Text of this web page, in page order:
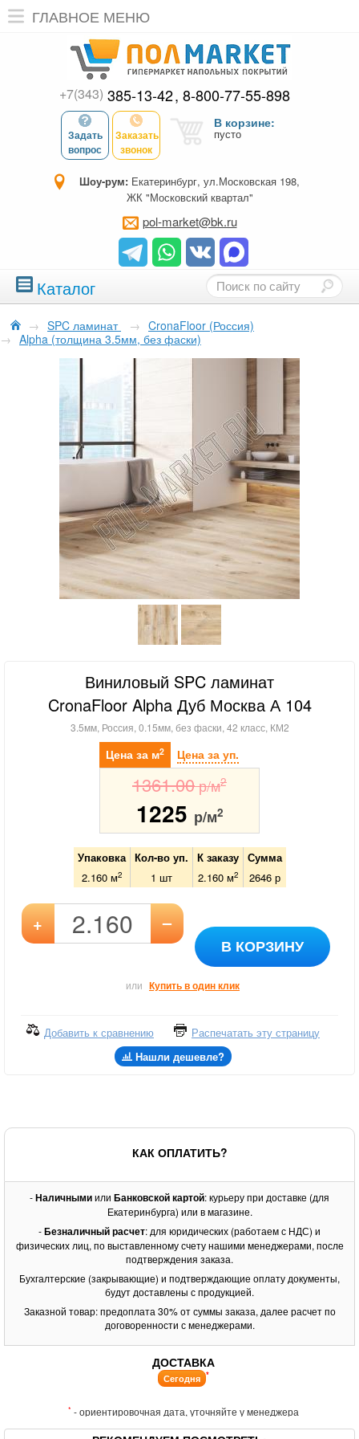
ГЛАВНОЕ МЕНЮ
+7(343) 385-13-42 8-800-77-55-898
Задать
вопрос
Заказать
звонок
В корзине:
пусто
Шоу-рум: Екатеринбург, ул.Московская 198,
ЖК "Московский квартал"
pol-market@bk.ru
Каталог
→ SPC ламинат → CronaFloor (Россия)
→ Alpha (толщина 3.5мм, без фаски)
Виниловый SPC ламинат
CronaFloor Alpha Дуб Москва А 104
3.5мм, Россия, 0.15мм, без фаски, 42 класс, КМ2
Цена за м2 Цена за уп.
1361.00р/м2
1225 р/м2
Упаковка Кол-во уп. К заказу
Сумма
2.160 м2 1 шт 2.160м2 2646р
+ –
В КОРЗИНУ
или Купить в один клик
Добавить к сравнению
Распечатать эту страницу
Нашли дешевле?
КАК ОПЛАТИТЬ?
-Наличнымиили Банковской картой: курьеру при доставке (для
Екатеринбурга) или в магазине.
-Безналичный расчет: для юридических (работаем с НДС) и
физических лиц, по выставленному счету нашими менеджерами, после
подтверждения заказа.
Бухгалтерские (закрывающие) и подтверждающие оплату документы,
будут доставлены с продукцией.
Заказной товар: предоплата 30% от суммы заказа, далее расчет по
договоренности с менеджерами.
ДОСТАВКА
Сегодня *
* - ориентировочная дата, уточняйте у менеджера